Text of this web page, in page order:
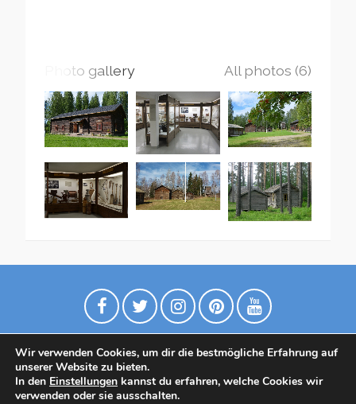
Photo gallery All photos (6)
Datenschutzrichtlinie
Wir verwenden Cookies, um dir die bestmögliche Erfahrung auf
unserer Website zu bieten.
In den Einstellungen kannst du erfahren, welche Cookies wir
verwenden oder sie ausschalten.